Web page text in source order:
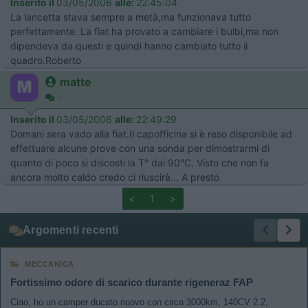
Inserito il 03/05/2006 alle: 22:45:04
La lancetta stava sempre a metà,ma funzionava tutto
perfettamente. La fiat ha provato a cambiare i bulbi,ma non
dipendeva da questi e quindi hanno cambiato tutto il
quadro.Roberto
matte
-
Inserito il 03/05/2006 alle: 22:49:29
Domani sera vado alla fiat.Il capofficina si è reso disponibile ad
effettuare alcune prove con una sonda per dimostrarmi di
quanto di poco si discosti la T° dai 90°C. Visto che non fa
ancora molto caldo credo ci riuscirà... A presto
<
1 >
Argomenti recenti
MECCANICA
Fortissimo odore di scarico durante rigeneraz FAP
Ciao, ho un camper ducato nuovo con circa 3000km, 140CV 2.2,